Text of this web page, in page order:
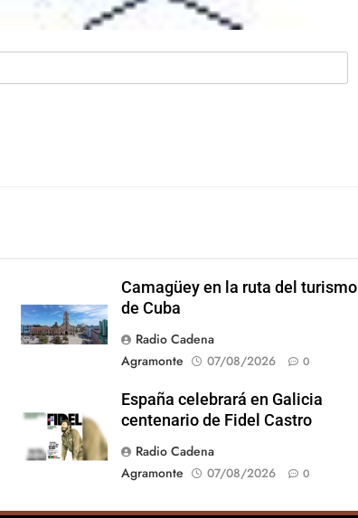
Camagüey en la ruta del turismo
de Cuba
Radio Cadena
Agramonte
07/08/2026 0
España celebrará en Galicia
centenario de Fidel Castro
Radio Cadena
Agramonte
07/08/2026 0